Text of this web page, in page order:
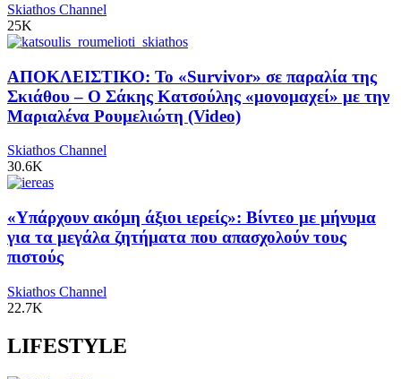
Skiathos Channel
25K
ΑΠΟΚΛΕΙΣΤΙΚΟ: Το «Survivor» σε παραλία της
Σκιάθου – Ο Σάκης Κατσούλης «μονομαχεί» με την
Μαριαλένα Ρουμελιώτη (Video)
Skiathos Channel
30.6K
«Υπάρχουν ακόμη άξιοι ιερείς»: Βίντεο με μήνυμα
για τα μεγάλα ζητήματα που απασχολούν τους
πιστούς
Skiathos Channel
22.7K
LIFESTYLE